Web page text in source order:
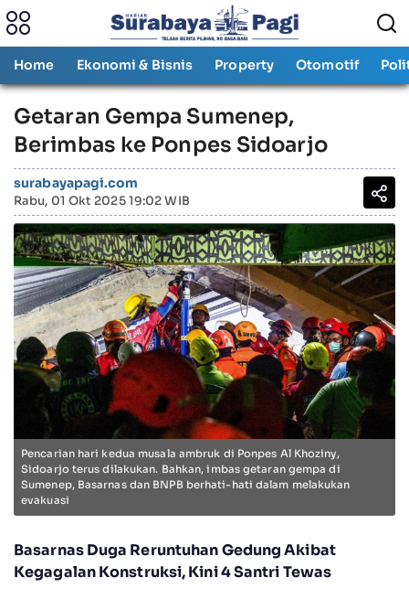
Home Ekonomi & Bisnis Property Otomotif
Getaran Gempa Sumenep,
Berimbas ke Ponpes Sidoarjo
surabayapagi.com
Rabu, 01 Okt 2025 19:02 WIB
Pencarian hari kedua musala ambruk di Ponpes Al Khoziny,
Sidoarjo terus dilakukan. Bahkan, imbas getaran gempa di
Sumenep, Basarnas dan BNPB berhati-hati dalam melakukan
evakuasi
Basarnas Duga Reruntuhan Gedung Akibat
Kegagalan Konstruksi, Kini 4 Santri Tewas